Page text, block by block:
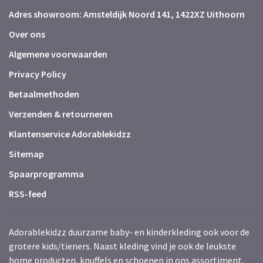
Adres showroom: Amsteldijk Noord 141, 1422XZ Uithoorn
Over ons
Algemene voorwaarden
Privacy Policy
Betaalmethoden
Verzenden & retourneren
Klantenservice Adorablekidzz
Sitemap
Spaarprogramma
RSS-feed
Adorablekidzz duurzame baby- en kinderkleding ook voor de
grotere kids/tieners. Naast kleding vind je ook de leukste
home producten, knuffels en schoenen in ons assortiment.